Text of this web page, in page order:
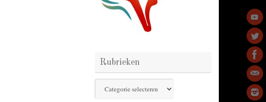
Rubrieken
Rubrieken